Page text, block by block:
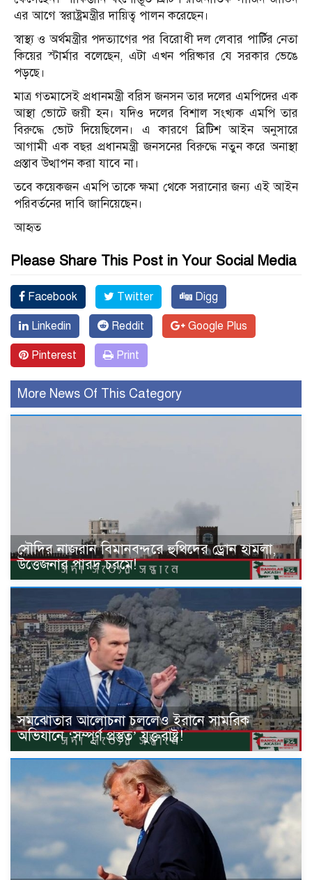
এর আগে স্বরাষ্ট্রমন্ত্রীর দায়িত্ব পালন করেছেন।
স্বাস্থ্য ও অর্থমন্ত্রীর পদত্যাগের পর বিরোধী দল লেবার পার্টির নেতা
কিয়ের স্টার্মার বলেছেন, এটা এখন পরিষ্কার যে সরকার ভেঙে
পড়ছে।
মাত্র গতমাসেই প্রধানমন্ত্রী বরিস জনসন তার দলের এমপিদের এক
আস্থা ভোটে জয়ী হন। যদিও দলের বিশাল সংখ্যক এমপি তার
বিরুদ্ধে ভোট দিয়েছিলেন। এ কারণে ব্রিটিশ আইন অনুসারে
আগামী এক বছর প্রধানমন্ত্রী জনসনের বিরুদ্ধে নতুন করে অনাস্থা
প্রস্তাব উত্থাপন করা যাবে না।
তবে কয়েকজন এমপি তাকে ক্ষমা থেকে সরানোর জন্য এই আইন
পরিবর্তনের দাবি জানিয়েছেন।
আহৃত
Please Share This Post in Your Social Media
Facebook Twitter Digg
Linkedin Reddit Google Plus
Pinterest Print
More News Of This Category
সৌদির নাজরান বিমানবন্দরে হুথিদের ড্রোন হামলা,
উত্তেজনার পারদ চরমে!
সমঝোতার আলোচনা চললেও ইরানে সামরিক
অভিযানে ‘সম্পূর্ণ প্রস্তুত’ যুক্তরাষ্ট্র!